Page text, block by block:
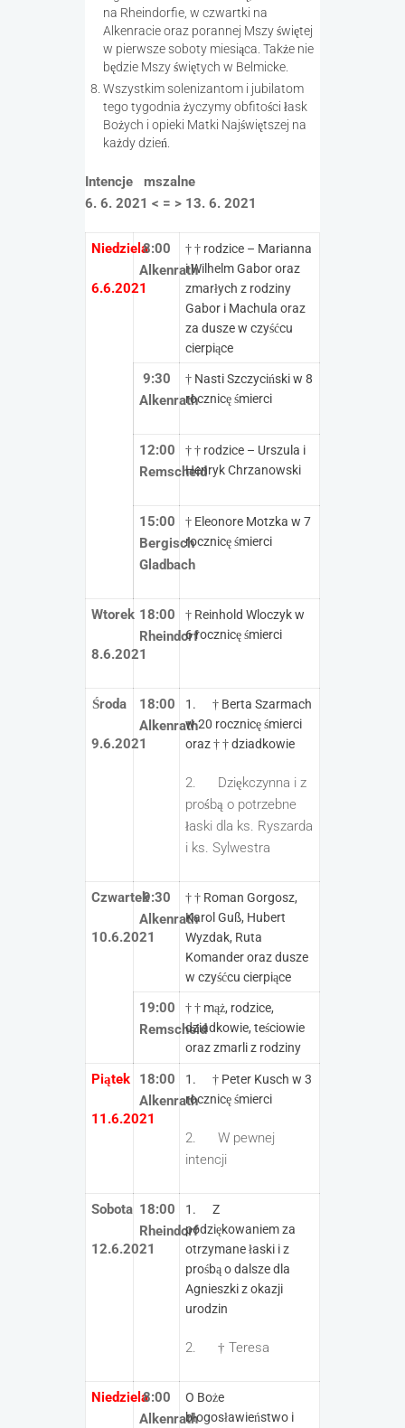
na Rheindorfie, w czwartki na
Alkenracie oraz porannej Mszy świętej
w pierwsze soboty miesiąca. Także nie
będzie Mszy świętych w Belmicke.
Wszystkim solenizantom i jubilatom
tego tygodnia życzymy obfitości łask
Bożych i opieki Matki Najświętszej na
każdy dzień.
Intencje mszalne
6. 6. 2021 < = > 13. 6. 2021
Niedziela
6.6.2021
8:00
Alkenrath
† † rodzice – Marianna
i Wilhelm Gabor oraz
zmarłych z rodziny
Gabor i Machula oraz
za dusze w czyśćcu
cierpiące
9:30
Alkenrath
† Nasti Szczyciński w 8
rocznicę śmierci
12:00
Remscheid
† † rodzice – Urszula i
Henryk Chrzanowski
15:00
Bergisch
Gladbach
† Eleonore Motzka w 7
rocznicę śmierci
Wtorek
8.6.2021
18:00
Rheindorf
† Reinhold Wloczyk w
6 rocznicę śmierci
Środa
9.6.2021
18:00
Alkenrath
1. † Berta Szarmach
w 20 rocznicę śmierci
oraz † † dziadkowie
2. Dziękczynna i z
prośbą o potrzebne
łaski dla ks. Ryszarda
i ks. Sylwestra
Czwartek
10.6.2021
9:30
Alkenrath
† † Roman Gorgosz,
Karol Guß, Hubert
Wyzdak, Ruta
Komander oraz dusze
w czyśćcu cierpiące
19:00
Remscheid
† † mąż, rodzice,
dziadkowie, teściowie
oraz zmarli z rodziny
Piątek
11.6.2021
18:00
Alkenrath
1. † Peter Kusch w 3
rocznicę śmierci
2. W pewnej
intencji
Sobota
12.6.2021
18:00
Rheindorf
1. Z
podziękowaniem za
otrzymane łaski i z
prośbą o dalsze dla
Agnieszki z okazji
urodzin
2. † Teresa
Niedziela8:00
Alkenrath
O Boże
błogosławieństwo i